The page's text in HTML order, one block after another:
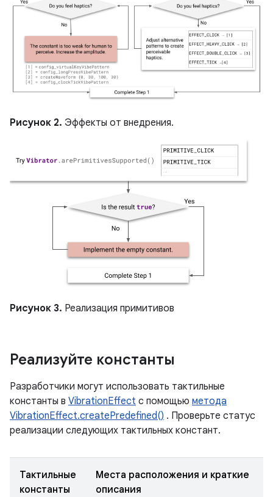
Рисунок 2. Эффекты от внедрения.
Рисунок 3. Реализация примитивов
Реализуйте константы
Разработчики могут использовать тактильные
константы в VibrationEffect с помощью метода
VibrationEffect.createPredefined() . Проверьте статус
реализации следующих тактильных констант.
Тактильные
константы
Места расположения и краткие
описания